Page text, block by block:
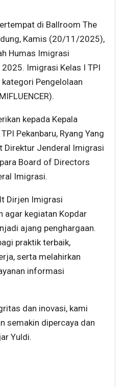
di Ballroom The
Kamis (20/11/2025),
Humas Imigrasi
Imigrasi Kelas I TPI
Pengelolaan
kepada Kepala
Pekanbaru, Ryang Yang
Direktur Jenderal Imigrasi
Board of Directors
Imigrasi.
Dirjen Imigrasi
agar kegiatan Kopdar
ajang penghargaan.
praktik terbaik,
serta melahirkan
informasi
dan inovasi, kami
semakin dipercaya dan
Yuldi.